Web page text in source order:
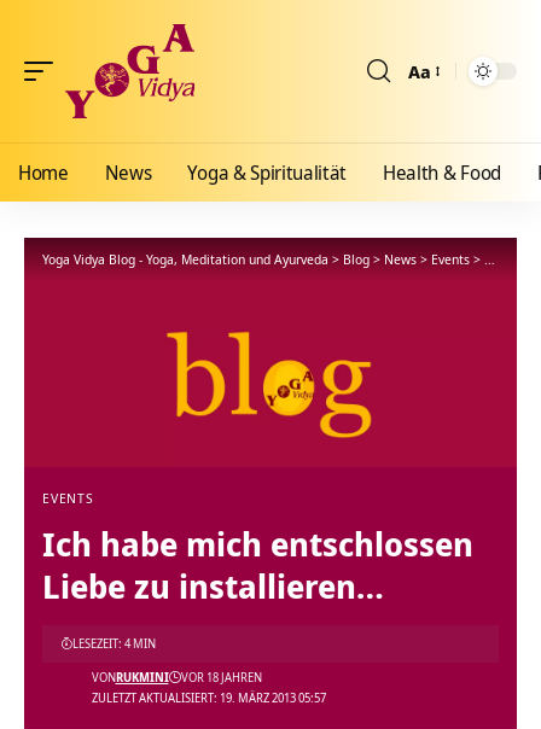
Aa
Home News Yoga & Spiritualität Health & Food
Yoga Vidya Blog - Yoga, Meditation und Ayurveda > Blog > News > Events > Ich habe
EVENTS
Ich habe mich entschlossen
Liebe zu installieren…
ZULETZT AKTUALISIERT: 19. MÄRZ 2013 05:57
VONRUKMINI VOR 18 JAHREN
LESEZEIT: 4 MIN